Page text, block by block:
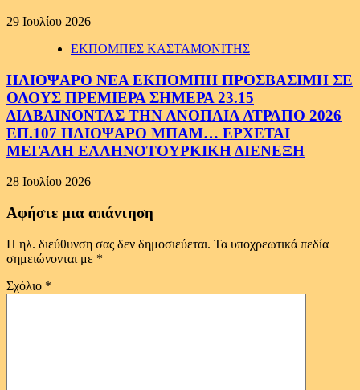
29 Ιουλίου 2026
ΕΚΠΟΜΠΕΣ ΚΑΣΤΑΜΟΝΙΤΗΣ
ΗΛΙΟΨΑΡΟ ΝΕΑ ΕΚΠΟΜΠΗ ΠΡΟΣΒΑΣΙΜΗ ΣΕ
ΟΛΟΥΣ ΠΡΕΜΙΕΡΑ ΣΗΜΕΡΑ 23.15
ΔΙΑΒΑΙΝΟΝΤΑΣ ΤΗΝ ΑΝΟΠΑΙΑ ΑΤΡΑΠΟ 2026
ΕΠ.107 ΗΛΙΟΨΑΡΟ ΜΠΑΜ… ΕΡΧΕΤΑΙ
ΜΕΓΑΛΗ ΕΛΛΗΝΟΤΟΥΡΚΙΚΗ ΔΙΕΝΕΞΗ
28 Ιουλίου 2026
Αφήστε μια απάντηση
Η ηλ. διεύθυνση σας δεν δημοσιεύεται. Τα υποχρεωτικά πεδία
σημειώνονται με *
Σχόλιο *